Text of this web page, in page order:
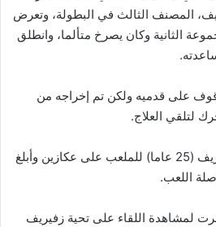
المصنف الثالث في البطولة، وتعرض
الثانية وكان يصرخ متألما، وانطلق
على قدميه ولكن تم إخراجه من
لتلقي العلاج.
وبعد خمس دقائق دخل زفيريف (25 عاما) للملعب على عكازين وأبلغ
اللعب.
لمشاهدة اللقاء على تحية زفيريف